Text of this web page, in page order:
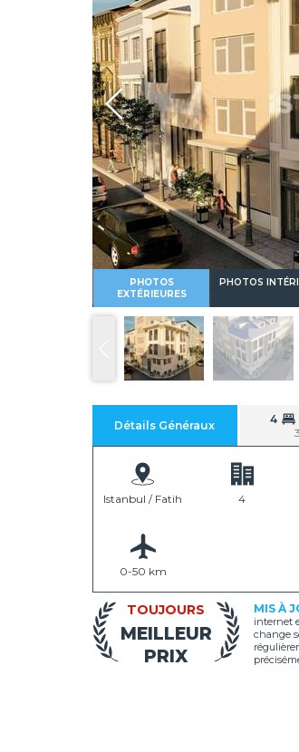
PHOTOS
EXTÉRIEURES
PHOTOS
Détails Généraux 4
Istanbul / Fatih 4
0-50 km
TOUJOURS
MEILLEUR
PRIX
MIS À
internet
change
Whatsapp